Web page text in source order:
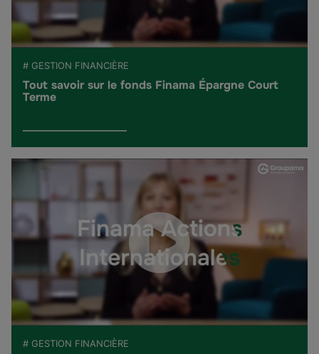
# GESTION FINANCIÈRE
Tout savoir sur le fonds Finama Épargne Court
Terme
# GESTION FINANCIÈRE